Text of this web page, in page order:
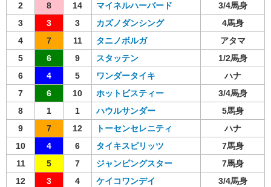
2
8 14 マイネルハーバード
3/4馬身
3
3 3 カズノダンシング
4馬身
4
7 11 タニノボルガ
アタマ
5
6 9 スタッテン
1/2馬身
6
4 5 ワンダータイキ
ハナ
7
6 10 ホットビスティー
3/4馬身
8
1 1 ハウルサンダー
5馬身
9
7 12 トーセンセレニティ
ハナ
10
4 6 タイキスピリッツ
7馬身
11
5 7 ジャンピングスター
7馬身
12
3 4 ケイコワンデイ
3/4馬身